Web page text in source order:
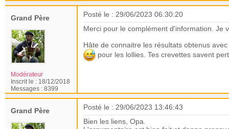
Grand Père
Modérateur
Inscrit le : 18/12/2018
Messages : 8399
Posté le : 29/06/2023 06:30:20
Merci pour le complément d'information. Je
Hâte de connaitre les résultats obtenus
pour les lollies. Tes crevettes savent
Grand Père
Posté le : 29/06/2023 13:46:43
Bien les liens, Opa.